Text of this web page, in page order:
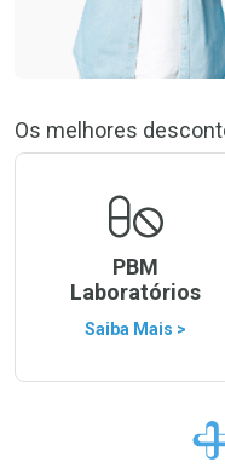
Os melhores
PBM
Laboratórios
Saiba Mais >
Ir